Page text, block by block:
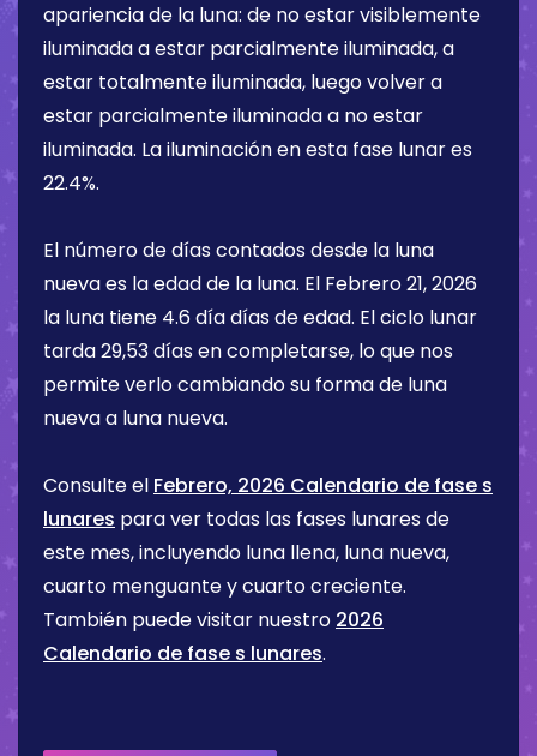
apariencia de la luna: de no estar visiblemente
iluminada a estar parcialmente iluminada, a
estar totalmente iluminada, luego volver a
estar parcialmente iluminada a no estar
iluminada. La iluminación en esta fase lunar es
22.4%.
El número de días contados desde la luna
nueva es la edad de la luna. El Febrero 21, 2026
la luna tiene 4.6 díadías de edad. El ciclo lunar
tarda 29,53 días en completarse, lo que nos
permite verlo cambiando su forma de luna
nueva a luna nueva.
Consulte el Febrero, 2026 Calendario de fase s
lunares para ver todas las fases lunares de
este mes, incluyendo luna llena, luna nueva,
cuarto menguante y cuarto creciente.
También puede visitar nuestro 2026
Calendario de fase s lunares.